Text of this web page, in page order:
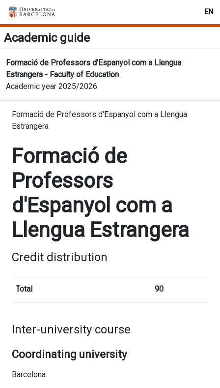
EN
Academic guide
Formació de Professors d'Espanyol com a Llengua
Estrangera - Faculty of Education
Academic year 2025/2026
Formació de Professors d'Espanyol com a Llengua
Estrangera
Formació de
Professors
d'Espanyol com a
Llengua Estrangera
Credit distribution
Total 90
Inter-university course
Coordinating university
Barcelona